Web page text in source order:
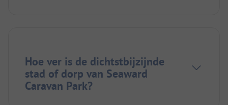
Hoe ver is de dichtstbijzijnde
stad of dorp van Seaward
Caravan Park?